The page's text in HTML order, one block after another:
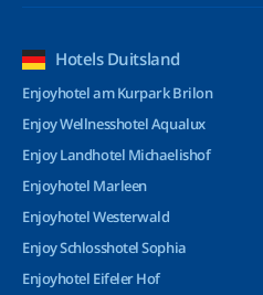
Hotels Duitsland
Enjoyhotel am Kurpark Brilon
Enjoy Wellnesshotel Aqualux
Enjoy Landhotel Michaelishof
Enjoyhotel Marleen
Enjoyhotel Westerwald
Enjoy Schlosshotel Sophia
Enjoyhotel Eifeler Hof